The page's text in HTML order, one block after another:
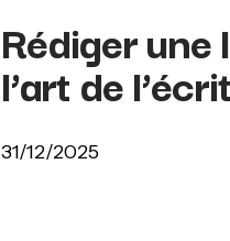
Rédiger une
l’art de
31/12/2025